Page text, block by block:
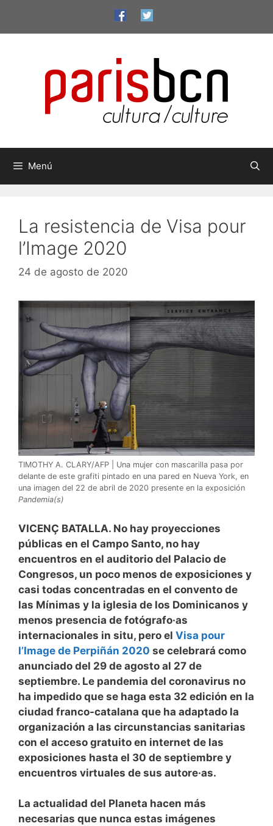
contenido
Menú
La resistencia de Visa pour
l’Image 2020
24 de agosto de 2020
TIMOTHY A. CLARY/AFP | Una mujer con mascarilla pasa por
delante de este grafiti pintado en una pared en Nueva York, en
una imagen del 22 de abril de 2020 presente en la exposición
Pandemia(s)
VICENÇ BATALLA. No hay proyecciones
públicas en el Campo Santo, no hay
encuentros en el auditorio del Palacio de
Congresos, un poco menos de exposiciones y
casi todas concentradas en el convento de
las Mínimas y la iglesia de los Dominicanos y
menos presencia de fotógrafo·as
internacionales in situ, pero el Visa pour
l’Image de Perpiñán 2020 se celebrará como
anunciado del 29 de agosto al 27 de
septiembre. Le pandemia del coronavirus no
ha impedido que se haga esta 32 edición en la
ciudad franco-catalana que ha adaptado la
organización a las circunstancias sanitarias
con el acceso gratuito en internet de las
exposiciones hasta el 30 de septiembre y
encuentros virtuales de sus autore·as.
La actualidad del Planeta hacen más
necesarias que nunca estas imágenes